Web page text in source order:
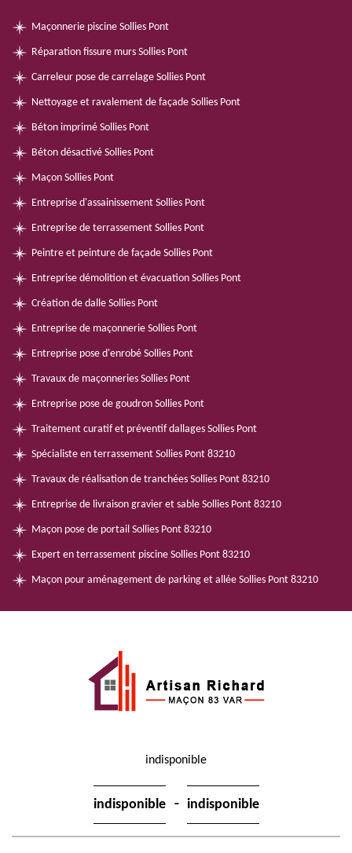
Maçonnerie piscine Sollies Pont
Réparation fissure murs Sollies Pont
Carreleur pose de carrelage Sollies Pont
Nettoyage et ravalement de façade Sollies Pont
Béton imprimé Sollies Pont
Béton désactivé Sollies Pont
Maçon Sollies Pont
Entreprise d'assainissement Sollies Pont
Entreprise de terrassement Sollies Pont
Peintre et peinture de façade Sollies Pont
Entreprise démolition et évacuation Sollies Pont
Création de dalle Sollies Pont
Entreprise de maçonnerie Sollies Pont
Entreprise pose d'enrobé Sollies Pont
Travaux de maçonneries Sollies Pont
Entreprise pose de goudron Sollies Pont
Traitement curatif et préventif dallages Sollies Pont
Spécialiste en terrassement Sollies Pont 83210
Travaux de réalisation de tranchées Sollies Pont 83210
Entreprise de livraison gravier et sable Sollies Pont 83210
Maçon pose de portail Sollies Pont 83210
Expert en terrassement piscine Sollies Pont 83210
Maçon pour aménagement de parking et allée Sollies Pont 83210
indisponible
indisponible - indisponible